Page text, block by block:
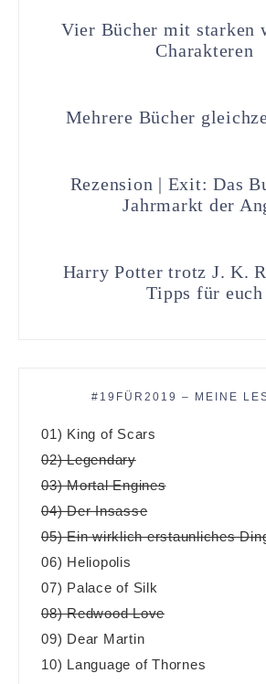
Vier Bücher mit starken
Charakteren
Mehrere Bücher
Rezension | Exit: Das
Jahrmarkt der
Harry Potter trotz J. K.
Tipps für euch
#19FÜR2019 – MEINE
01) King of Scars
02) Legendary
03) Mortal Engines
04) Der Insasse
05) Ein wirklich erstaunliches
06) Heliopolis
07) Palace of Silk
08) Redwood Love
09) Dear Martin
10) Language of Thornes